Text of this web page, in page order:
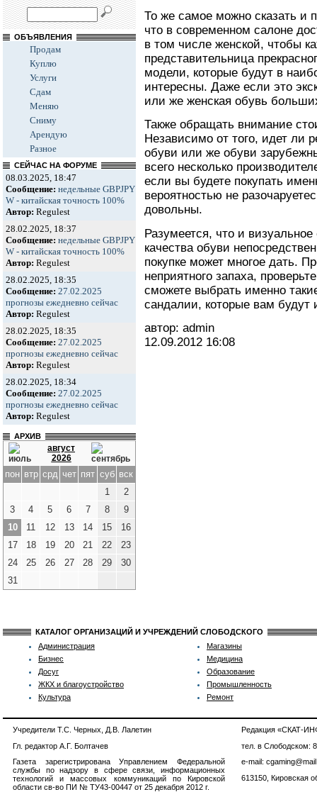
ОБЪЯВЛЕНИЯ
Продам
Куплю
Услуги
Сдам
Меняю
Сниму
Арендую
Разное
СЕЙЧАС НА ФОРУМЕ
08.03.2025, 18:47
Сообщение: недельные GBPJPY
W - китайская точность 100%
Автор: Regulest
28.02.2025, 18:37
Сообщение: недельные GBPJPY
W - китайская точность 100%
Автор: Regulest
28.02.2025, 18:35
Сообщение: 27.02.2025
прогнозы ежедневно сейчас
Автор: Regulest
28.02.2025, 18:35
Сообщение: 27.02.2025
прогнозы ежедневно сейчас
Автор: Regulest
28.02.2025, 18:34
Сообщение: 27.02.2025
прогнозы ежедневно сейчас
Автор: Regulest
АРХИВ
август
2026
пон втр срд чет пят суб вск
1
2
3
4 5 6 7 8
9
10
11 12 13 14 15
16
17
18 19 20 21 22
23
24
25 26 27 28 29
30
31
То же самое можно сказать и
что в современном салоне
в том числе женской, чтобы
представительница
модели, которые будут в
интересны. Даже если это
или же женская обувь
Также обращать внимание
Независимо от того, идет ли
обуви или же обуви
всего несколько
если вы будете покупать
вероятностью не
довольны.
Разумеется, что и
качества обуви
покупке может многое дать.
неприятного запаха,
сможете выбрать именно
сандалии, которые вам будут
автор: admin
12.09.2012 16:08
КАТАЛОГ ОРГАНИЗАЦИЙ И УЧРЕЖДЕНИЙ СЛОБОДСКОГО
Администрация
Бизнес
Досуг
ЖКХ и благоустройство
Культура
Магазины
Медицина
Образование
Промышленность
Ремонт
Учредители Т.С. Черных, Д.В. Лалетин
Гл. редактор А.Г. Болтачев
Газета зарегистрирована Управлением Федеральной
службы по надзору в сфере связи, информационных
технологий и массовых коммуникаций по Кировской
области св-во ПИ № ТУ43-00447 от 25 декабря 2012 г.
Редакция «СКАТ-
тел. в Слободском:
e-mail:
613150, Кировская